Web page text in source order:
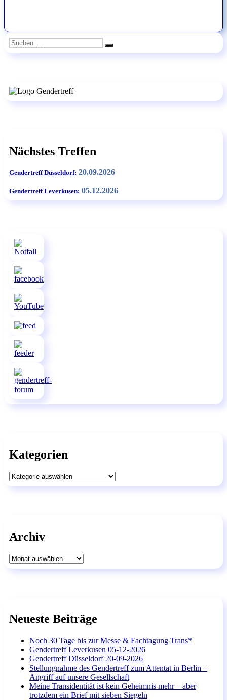
Suchen
nach:
Suchen
Nächstes Treffen
Gendertreff Düsseldorf: 20.09.2026
Gendertreff Leverkusen: 05.12.2026
Kategorien
Kategorien
Archiv
Archiv
Neueste Beiträge
Noch 30 Tage bis zur Messe & Fachtagung Trans*
Gendertreff Leverkusen 05-12-2026
Gendertreff Düsseldorf 20-09-2026
Stellungnahme des Gendertreff zum Attentat in Berlin –
Angriff auf unsere Gesellschaft
Meine Transidentität ist kein Geheimnis mehr – aber
trotzdem ein Brief mit sieben Siegeln